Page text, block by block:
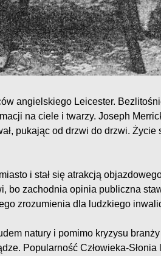
angielskiego Leicester.
na ciele i twarzy. Joseph
pukając od drzwi do drzwi. Życie
i stał się atrakcją
bo zachodnia opinia publiczna
zrozumienia dla ludzkiego
natury i pomimo kryzysu branży
Popularność Człowieka-Słonia